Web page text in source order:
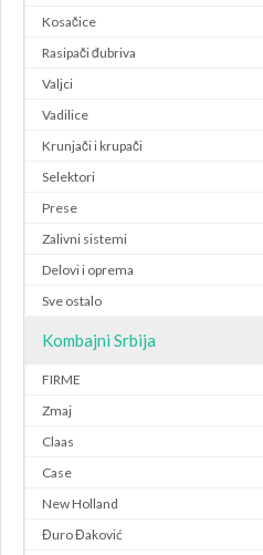
Kosačice
Rasipači đubriva
Valjci
Vadilice
Krunjači i krupači
Selektori
Prese
Zalivni sistemi
Delovi i oprema
Sve ostalo
Kombajni Srbija
FIRME
Zmaj
Claas
Case
New Holland
Đuro Đaković